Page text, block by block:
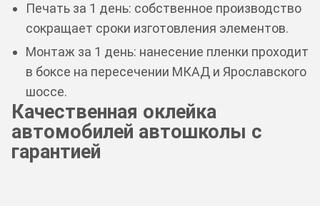
Печать за 1 день: собственное производство
сокращает сроки изготовления элементов.
Монтаж за 1 день: нанесение пленки проходит
в боксе на пересечении МКАД и Ярославского
шоссе.
Качественная оклейка
автомобилей автошколы с
гарантией